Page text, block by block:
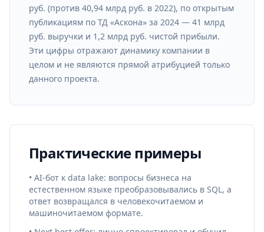
руб. (против 40,94 млрд руб. в 2022), по открытым
публикациям по ТД «Аскона» за 2024 — 41 млрд
руб. выручки и 1,2 млрд руб. чистой прибыли.
Эти цифры отражают динамику компании в
целом и не являются прямой атрибуцией только
данного проекта.
Практические примеры
• AI-бот к data lake: вопросы бизнеса на
естественном языке преобразовывались в SQL, а
ответ возвращался в человекочитаемом и
машиночитаемом формате.